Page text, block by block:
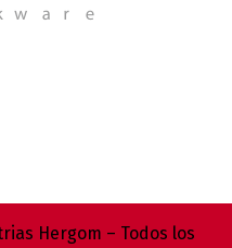
Hergom – Todos los